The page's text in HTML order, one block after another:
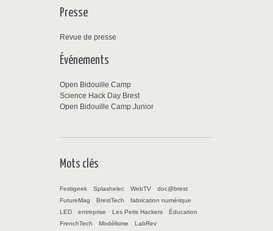
Presse
Revue de presse
Événements
Open Bidouille Camp
Science Hack Day Brest
Open Bidouille Camp Junior
Mots clés
Festigeek Splashelec WebTV
doc@brest
FutureMag
BrestTech
fabrication numérique
LED
entreprise Les Petis Hackers
Éducation
FrenchTech
Modélisme
LabRev